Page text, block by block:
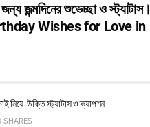
জন্মদিনের শুভেচ্ছা ও স্ট্যাটাস।
Wishes for Love in
নিয়ে উক্তি স্ট্যাটাস ও ক্যাপশন
SHARES